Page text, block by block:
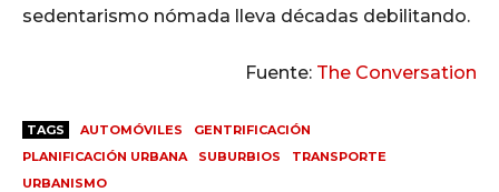
sedentarismo nómada lleva décadas debilitando.
Fuente: The Conversation
TAGS AUTOMÓVILES
GENTRIFICACIÓN
PLANIFICACIÓN URBANA
SUBURBIOS
TRANSPORTE
URBANISMO